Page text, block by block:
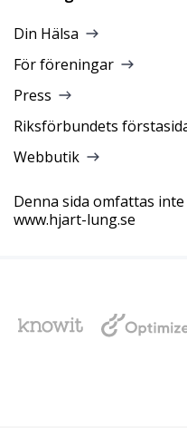
Din Hälsa
För föreningar
Press
Riksförbundets
Webbutik
Denna sida omfattas
www.hjart-lung.se